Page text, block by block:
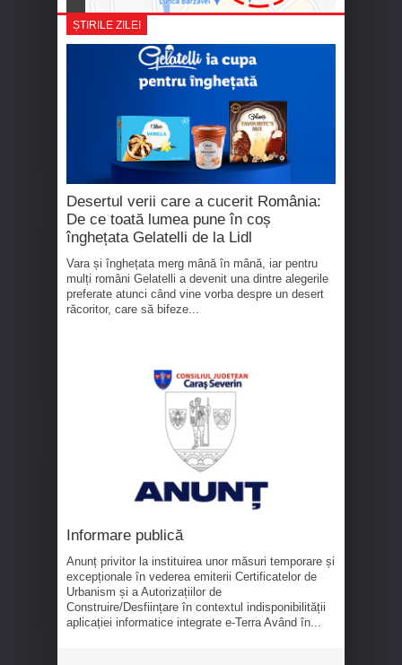
ȘTIRILE ZILEI
Desertul verii care a cucerit România:
De ce toată lumea pune în coș
înghețata Gelatelli de la Lidl
Vara și înghețata merg mână în mână, iar pentru
mulți români Gelatelli a devenit una dintre alegerile
preferate atunci când vine vorba despre un desert
răcoritor, care să bifeze...
Informare publică
Anunț privitor la instituirea unor măsuri temporare și
excepționale în vederea emiterii Certificatelor de
Urbanism și a Autorizațiilor de
Construire/Desființare în contextul indisponibilității
aplicației informatice integrate e-Terra Având în...